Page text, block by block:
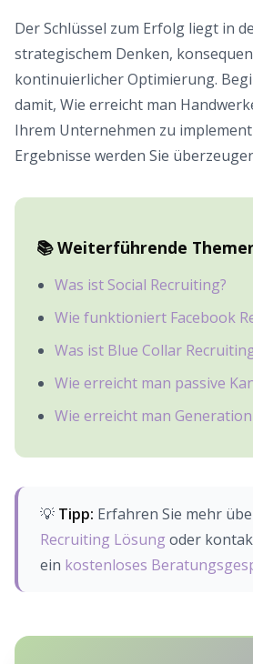
Der Schlüssel zum Erfolg liegt in
strategischem Denken,
kontinuierlicher Optimierung.
damit, Wie erreicht man
Ihrem Unternehmen zu
Ergebnisse werden Sie
📚 Weiterführende
Was ist Social Recruiting?
Wie funktioniert Facebook
Was ist Blue Collar
Wie erreicht man passive
Wie erreicht man
💡 Tipp: Erfahren Sie mehr
Recruiting Lösung oder
ein kostenloses